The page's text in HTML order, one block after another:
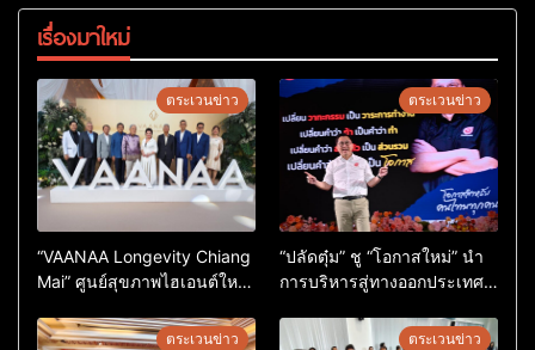
เรื่องมาใหม่
ตระเวนข่าว
“VAANAA Longevity Chiang
Mai” ศูนย์สุขภาพไฮเอนต์ใหญ่
ตระเวนข่าว
“ปลัดตุ๋ม” ชู “โอกาสใหม่” นำ
การบริหารสู่ทางออกประเทศ
ตระเวนข่าว ตระเวนข่าว